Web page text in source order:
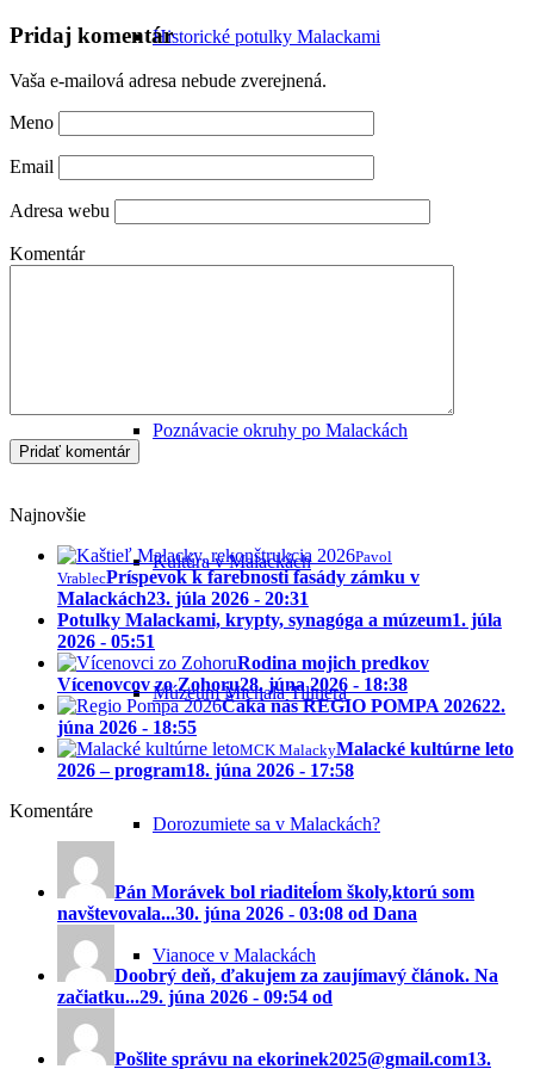
Historické potulky Malackami
Poznávacie okruhy po Malackách
Kultúra v Malackách
Múzeum Michala Tillnera
Dorozumiete sa v Malackách?
Vianoce v Malackách
Pridaj komentár
Vaša e-mailová adresa nebude zverejnená.
Meno
Email
Adresa webu
Komentár
Najnovšie
Pavol
VrablecPríspevok k farebnosti fasády zámku v
Malackách23. júla 2026 - 20:31
Potulky Malackami, krypty, synagóga a múzeum1. júla
2026 - 05:51
Rodina mojich predkov
Vícenovcov zo Zohoru28. júna 2026 - 18:38
Čaká nás REGIO POMPA 202622.
júna 2026 - 18:55
MCK MalackyMalacké kultúrne leto
2026 – program18. júna 2026 - 17:58
Komentáre
Pán Morávek bol riaditeĺom školy,ktorú som
navštevovala...30. júna 2026 - 03:08 od Dana
Doobrý deň, ďakujem za zaujímavý článok. Na
začiatku...29. júna 2026 - 09:54 od
Pošlite správu na ekorinek2025@gmail.com13.